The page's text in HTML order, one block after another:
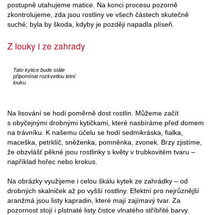
postupně utahujeme matice. Na konci procesu pozorně
zkontrolujeme, zda jsou rostliny ve všech částech skutečně
suché; byla by škoda, kdyby je později napadla plíseň.
Z louky i ze zahrady
Tato kytice bude stále
připomínat rozkvetlou letní
louku
Na lisování se hodí poměrně dost rostlin. Můžeme začít
s obyčejnými drobnými kytičkami, které nasbíráme před domem
na trávníku. K našemu účelu se hodí sedmikráska, fialka,
maceška, petrklíč, sněženka, pomněnka, zvonek. Brzy zjistíme,
že obzvlášť pěkné jsou rostlinky s květy v trubkovitém tvaru –
například hořec nebo krokus.
Na obrázky využijeme i celou škálu kytek ze zahrádky – od
drobných skalniček až po vyšší rostliny. Efektní pro nejrůznější
aranžmá jsou listy kapradin, které mají zajímavý tvar. Za
pozornost stojí i plstnaté listy čistce vlnatého stříbřité barvy.